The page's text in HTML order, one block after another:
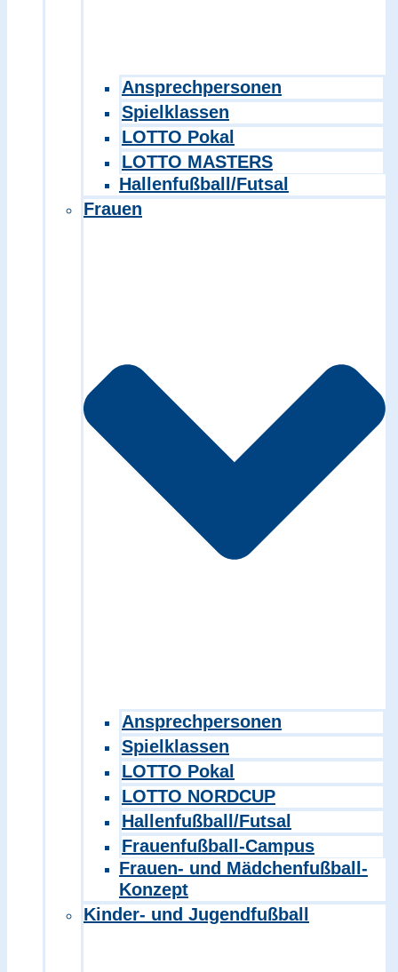
Ansprechpersonen
Spielklassen
LOTTO Pokal
LOTTO MASTERS
Hallenfußball/Futsal
Frauen
Ansprechpersonen
Spielklassen
LOTTO Pokal
LOTTO NORDCUP
Hallenfußball/Futsal
Frauenfußball-Campus
Frauen- und Mädchenfußball-
Konzept
Kinder- und Jugendfußball